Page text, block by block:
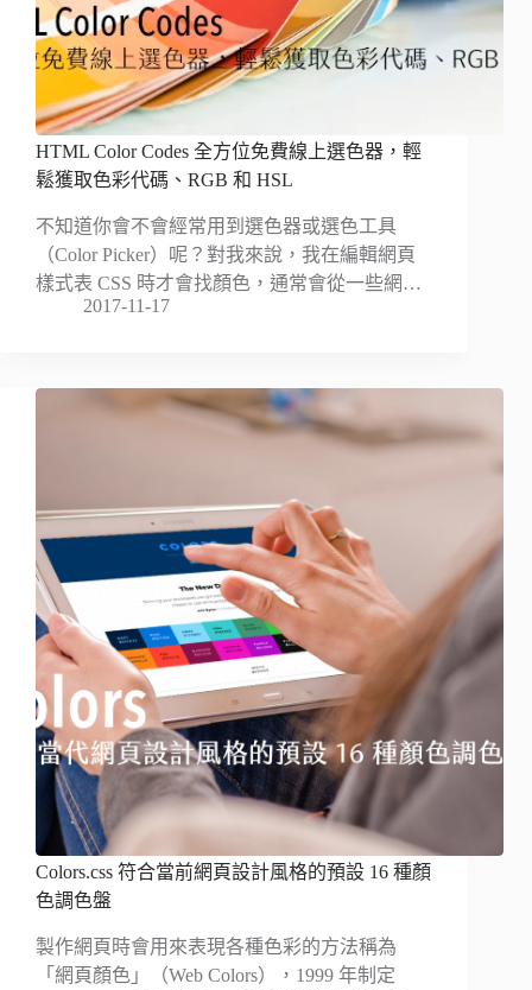
HTML Color Codes 全方位免費線上選色器，輕
鬆獲取色彩代碼、RGB 和 HSL
不知道你會不會經常用到選色器或選色工具
（Color Picker）呢？對我來說，我在編輯網頁
樣式表 CSS 時才會找顏色，通常會從一些網…
2017-11-17
Colors.css 符合當前網頁設計風格的預設 16 種顏
色調色盤
製作網頁時會用來表現各種色彩的方法稱為
「網頁顏色」（Web Colors），1999 年制定